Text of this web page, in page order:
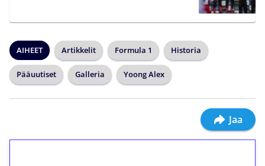
AIHEET Artikkelit Formula 1 Historia
Pääuutiset Galleria Yoong Alex
Jaa